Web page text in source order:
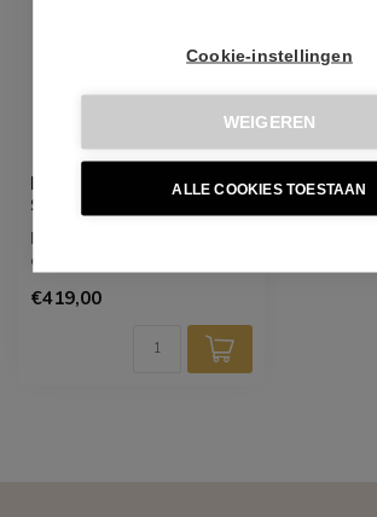
Cookie-instellingen
WEIGEREN
ALLE COOKIES TOESTAAN
Eetkamerstoel Mari -
Sneak Linnen
De eetkamerstoel Mari
combineert stijl en comfort
Perfec...
€419,00